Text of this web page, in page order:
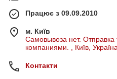
Працює з 09.09.2010
м. Київ
Самовывоза нет. Отправка
компаниями. , Київ,
Контакти